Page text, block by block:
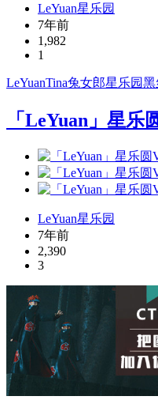
LeYuan星乐园
7年前
1,982
1
LeYuanTina兔女郎星乐园黑
「LeYuan」星乐
LeYuan星乐园
7年前
2,390
3